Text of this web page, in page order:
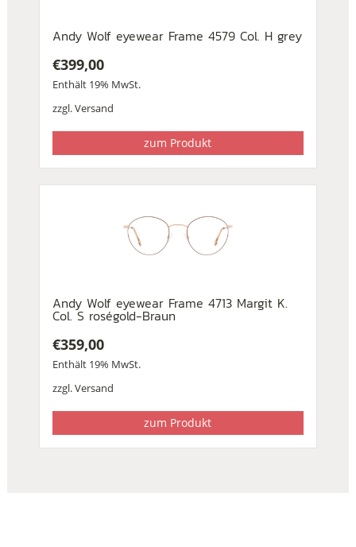
Andy Wolf eyewear Frame 4579 Col. H grey
€399,00
Enthält 19% MwSt.
zzgl.Versand
zum Produkt
Andy Wolf eyewear Frame 4713 Margit K.
Col. S roségold-Braun
€359,00
Enthält 19% MwSt.
zzgl.Versand
zum Produkt